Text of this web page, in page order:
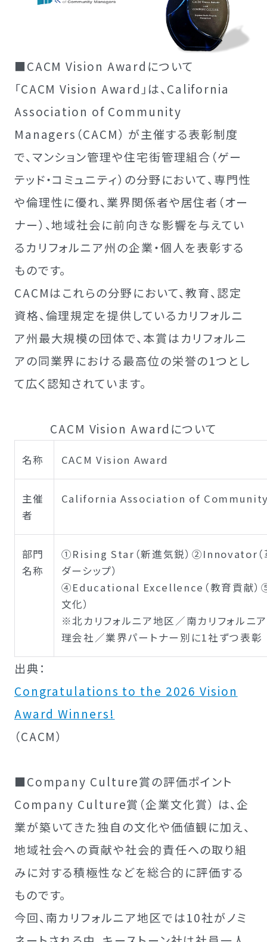
■CACM Vision Awardについて
「CACM Vision Award」は、California
Association of Community
Managers（CACM） が主催する表彰制度
で、マンション管理や住宅街管理組合（ゲー
テッド・コミュニティ）の分野において、専門性
や倫理性に優れ、業界関係者や居住者（オー
ナー）、地域社会に前向きな影響を与えてい
るカリフォルニア州の企業・個人を表彰する
ものです。
CACMはこれらの分野において、教育、認定
資格、倫理規定を提供しているカリフォルニ
ア州最大規模の団体で、本賞はカリフォルニ
アの同業界における最高位の栄誉の1つとし
て広く認知されています。
CACM Vision Awardについて
名称 CACM Vision Award
主催
者
California Association of Community
部門
名称
①Rising Star（新進気鋭）②Innovator（
ダーシップ）
④Educational Excellence（教育貢献
文化）
※北カリフォルニア地区／南カリフォル
理会社／業界パートナー別に1社ずつ表彰
出典：
Congratulations to the 2026 Vision
Award Winners!
（CACM）
■Company Culture賞の評価ポイント
Company Culture賞（企業文化賞） は、企
業が築いてきた独自の文化や価値観に加え、
地域社会への貢献や社会的責任への取り組
みに対する積極性などを総合的に評価する
ものです。
今回、南カリフォルニア地区では10社がノミ